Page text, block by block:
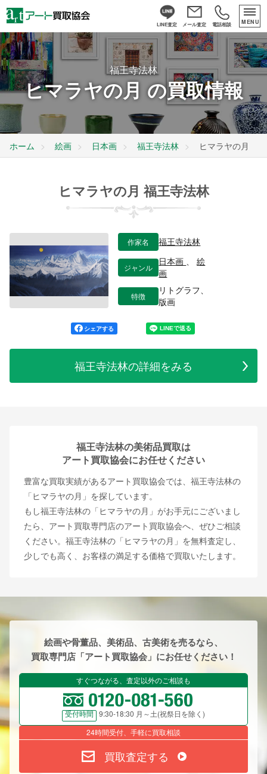
LINE査定 メール査定 電話相談 MENU
福王寺法林
ヒマラヤの月 の買取情報
ホーム 絵画 日本画 福王寺法林 ヒマラヤの月
ヒマラヤの月 福王寺法林
作家名 福王寺法林
ジャンル
日本画 、絵
画
特徴
リトグラフ、
版画
シェアする
福王寺法林の詳細をみる
福王寺法林の美術品買取は
アート買取協会にお任せください
豊富な買取実績があるアート買取協会では、福王寺法林の
「ヒマラヤの月」を探しています。
もし福王寺法林の「ヒマラヤの月」がお手元にございまし
たら、アート買取専門店のアート買取協会へ、ぜひご相談
ください。福王寺法林の「ヒマラヤの月」を無料査定し、
少しでも高く、お客様の満足する価格で買取いたします。
絵画や骨董品、美術品、古美術を売るなら、
買取専門店「アート買取協会」にお任せください！
すぐつながる、査定以外のご相談も
受付時間
9:30-18:30 月～土(祝祭日を除く)
24時間受付、手軽に買取相談
買取査定する